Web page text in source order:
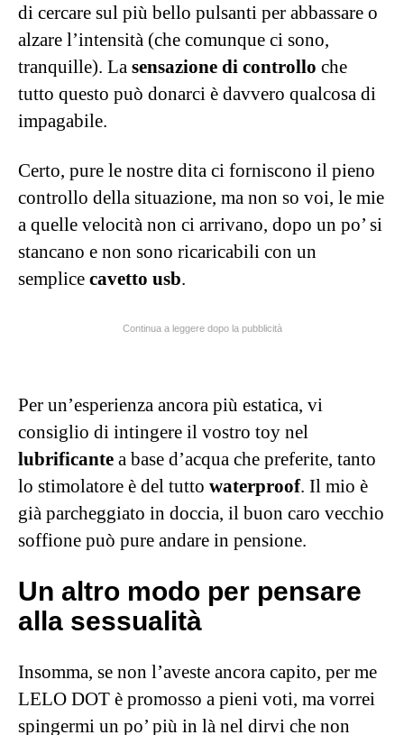
di cercare sul più bello pulsanti per abbassare o
alzare l’intensità (che comunque ci sono,
tranquille). La sensazione di controllo che
tutto questo può donarci è davvero qualcosa di
impagabile.
Certo, pure le nostre dita ci forniscono il pieno
controllo della situazione, ma non so voi, le mie
a quelle velocità non ci arrivano, dopo un po’ si
stancano e non sono ricaricabili con un
semplice cavetto usb.
Continua a leggere dopo la pubblicità
Per un’esperienza ancora più estatica, vi
consiglio di intingere il vostro toy nel
lubrificante a base d’acqua che preferite, tanto
lo stimolatore è del tutto waterproof. Il mio è
già parcheggiato in doccia, il buon caro vecchio
soffione può pure andare in pensione.
Un altro modo per pensare
alla sessualità
Insomma, se non l’aveste ancora capito, per me
LELO DOT è promosso a pieni voti, ma vorrei
spingermi un po’ più in là nel dirvi che non